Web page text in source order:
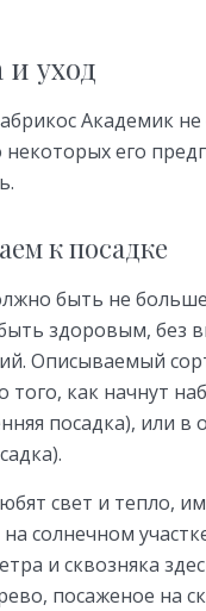
и уход
Академик
некоторых его
к посадке
быть не
здоровым, без
Описываемый
того, как начнут
посадка), или в
свет и тепло,
солнечном
и сквозняка
посаженое на